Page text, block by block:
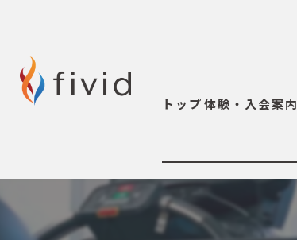
トップ体験・入会案内